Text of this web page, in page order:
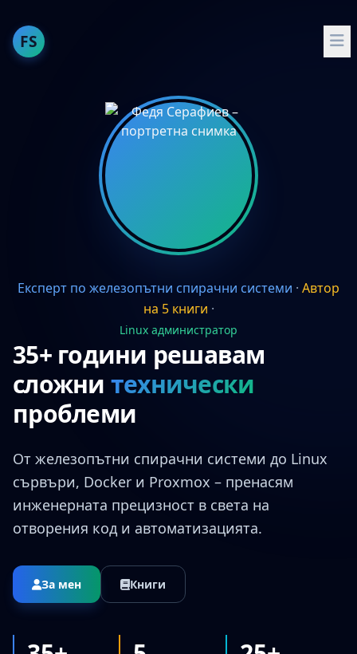
FS
English
Docker и Docker Compose
Експерт по железопътни спирачни системи · Автор
на 5 книги ·
Linux администратор
35+ години решавам
сложни технически
проблеми
От железопътни спирачни системи до Linux
сървъри, Docker и Proxmox – пренасям
инженерната прецизност в света на
отворения код и автоматизацията.
За мен Книги